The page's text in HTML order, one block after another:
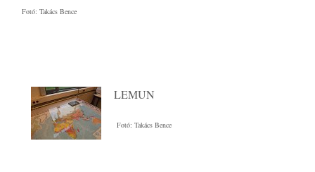
Fotó: Takács Bence
LEMUN
Fotó: Takács Bence